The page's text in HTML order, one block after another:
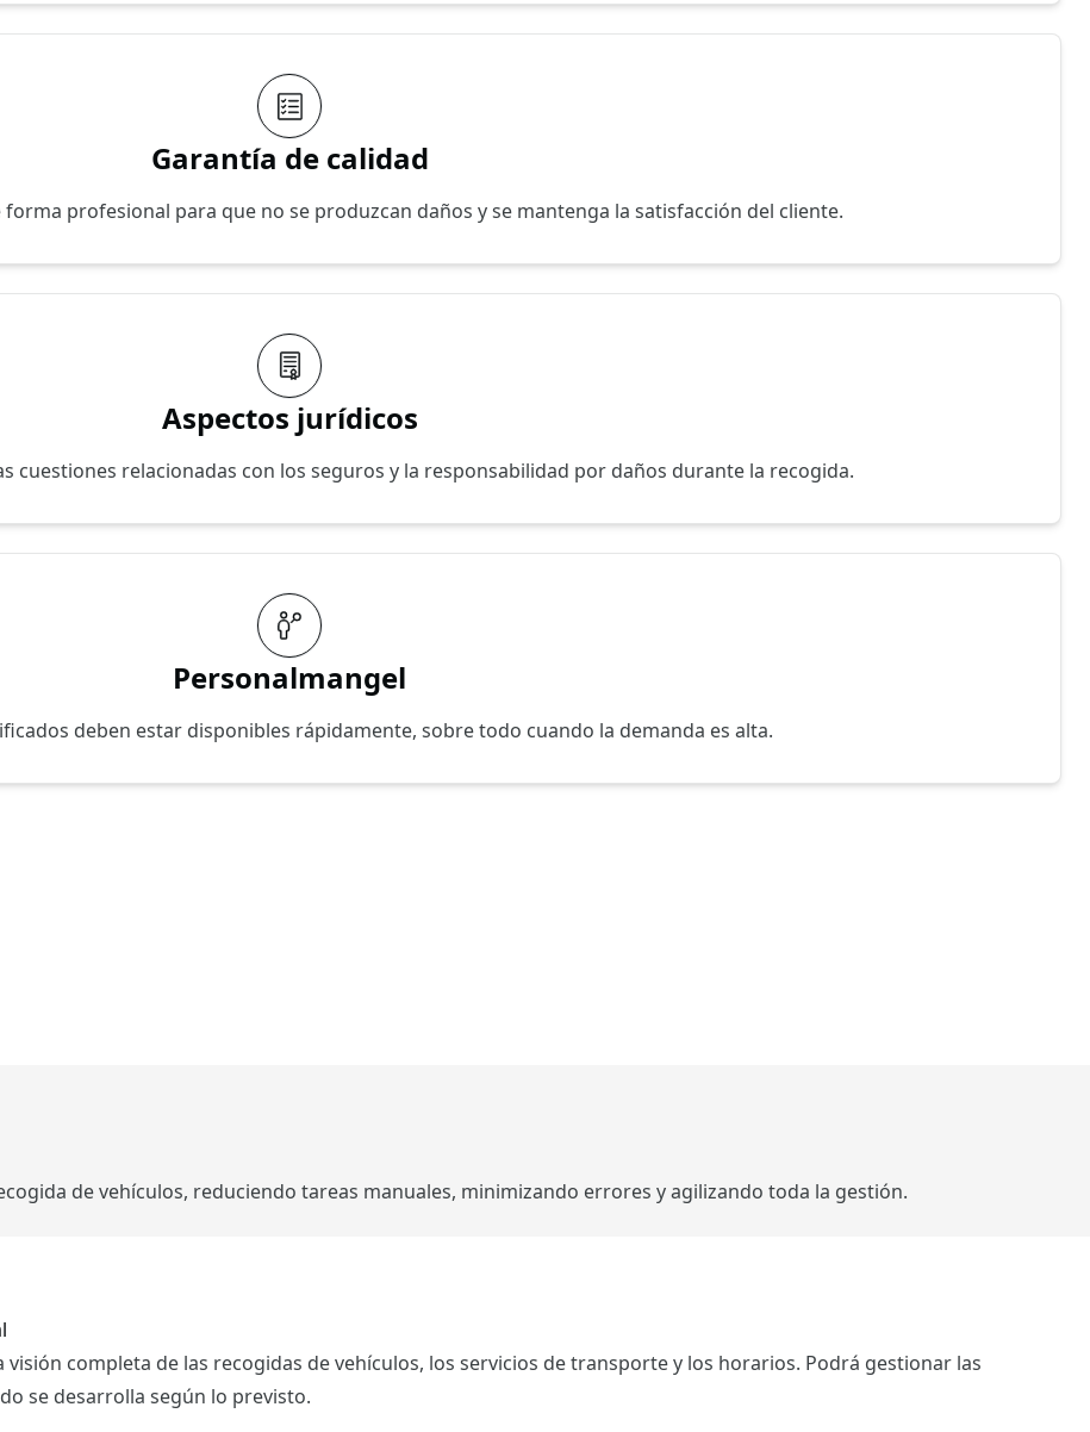
Garantía de calidad
profesional para que no se produzcan daños y se mantenga la satisfacción del cliente.
Aspectos jurídicos
cuestiones relacionadas con los seguros y la responsabilidad por daños durante la recogida.
Personalmangel
deben estar disponibles rápidamente, sobre todo cuando la demanda es alta.
de vehículos, reduciendo tareas manuales, minimizando errores y agilizando toda la gestión.
completa de las recogidas de vehículos, los servicios de transporte y los horarios. Podrá gestionar las
se desarrolla según lo previsto.